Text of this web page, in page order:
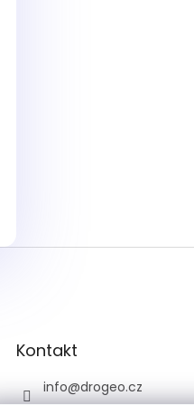
Kontakt
info@drogeo.cz